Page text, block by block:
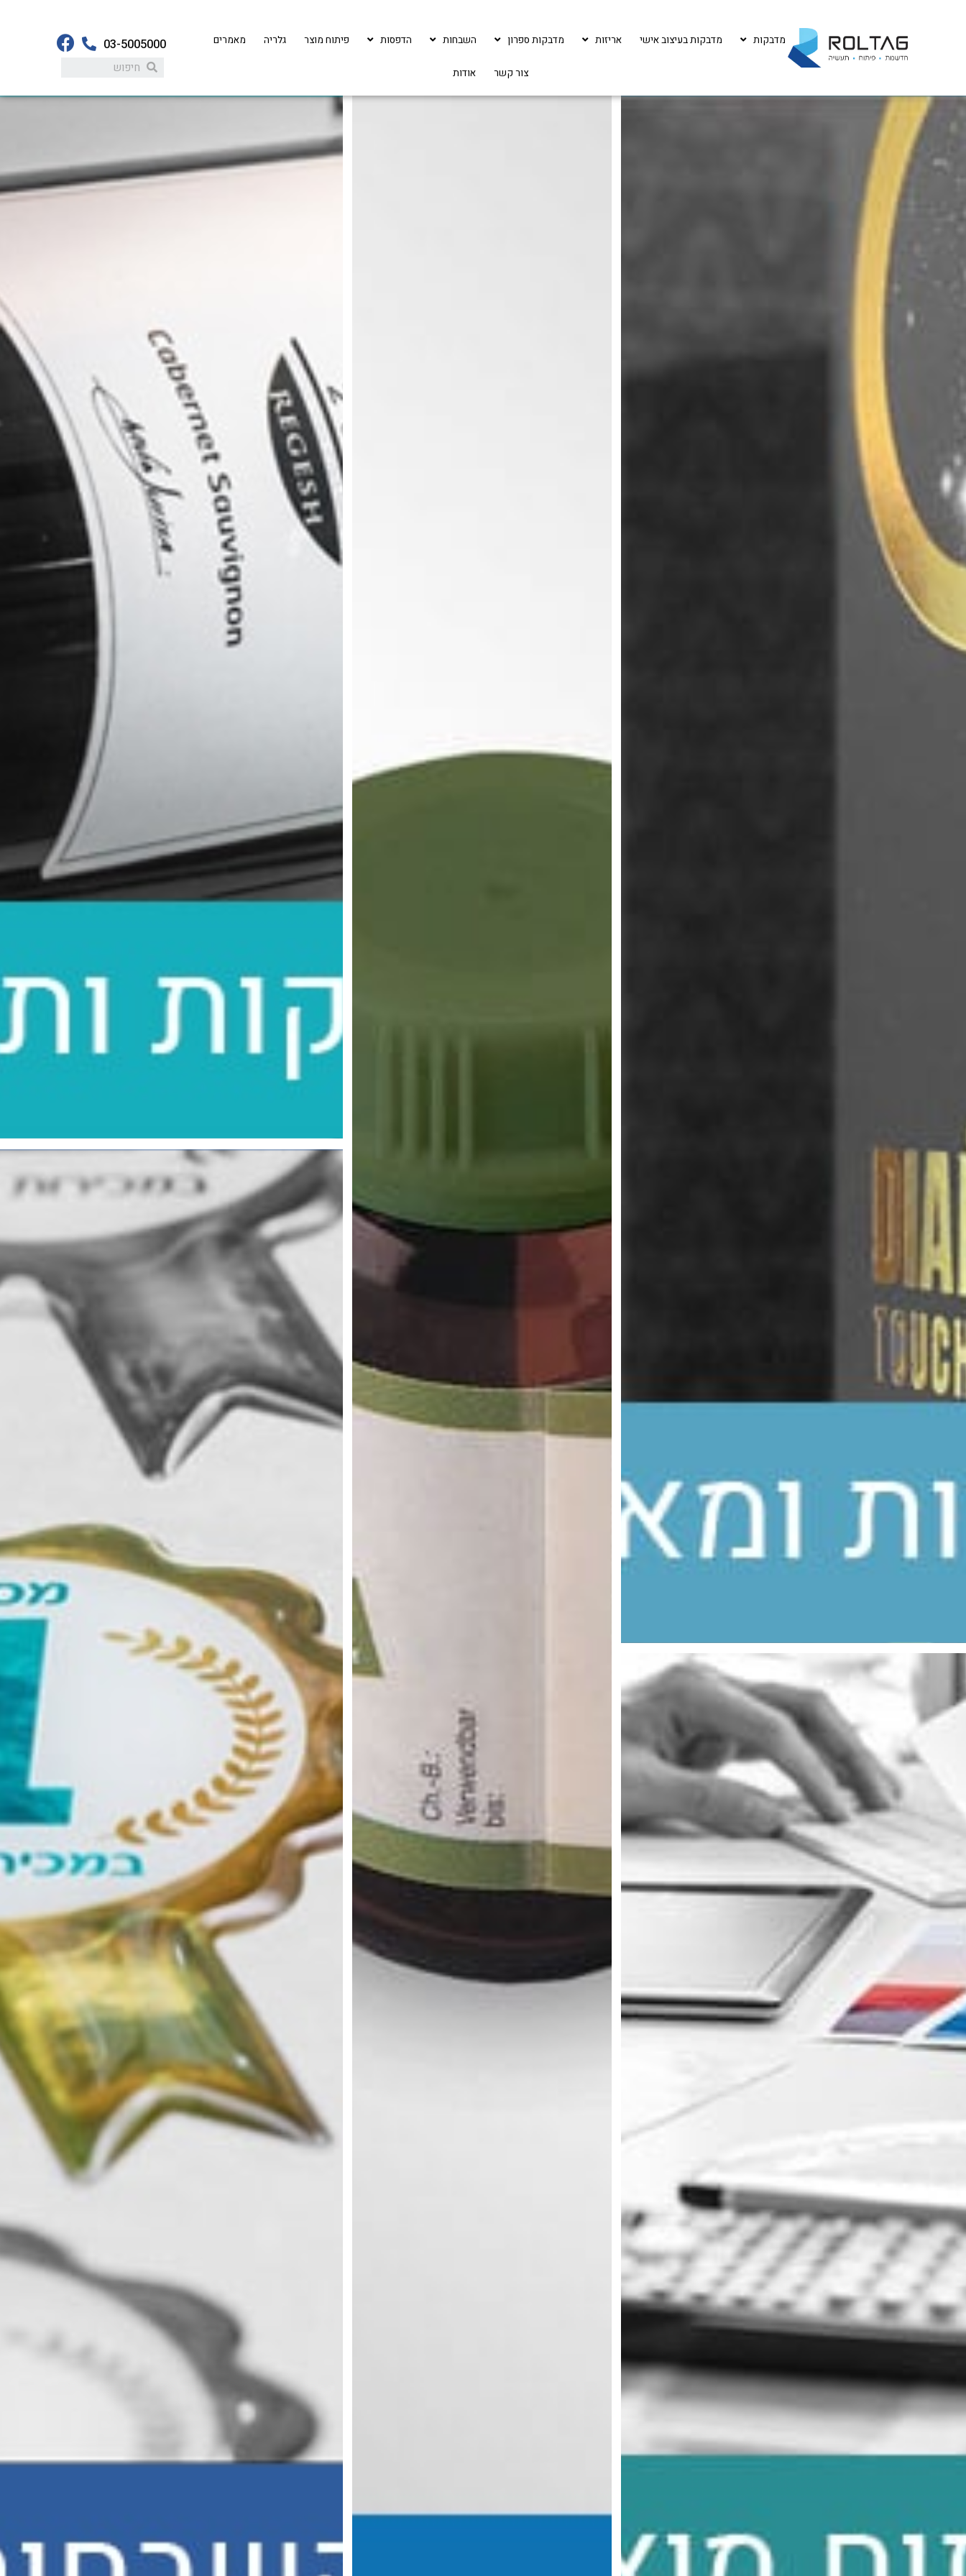
מדבקות מדבקות בעיצוב אישי אריזות מדבקות ספרון השבחות הדפסות פיתוח מוצר גלריה מאמרים
צור קשר אודות
03-5005000